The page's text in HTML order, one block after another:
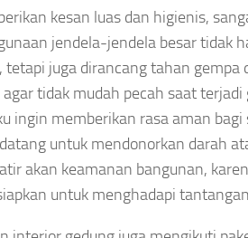
kesan luas dan higienis,
jendela-jendela besar tidak
tetapi juga dirancang tahan
tidak mudah pecah saat
ingin memberikan rasa aman
untuk mendonorkan darah
akan keamanan bangunan,
untuk menghadapi